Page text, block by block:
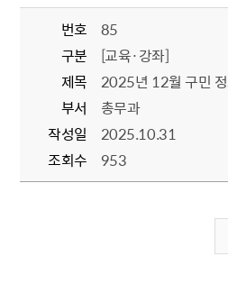
번호
85
구분
[교육·강좌]
제목
2025년 12월 구민
부서
총무과
작성일
2025.10.31
조회수
953